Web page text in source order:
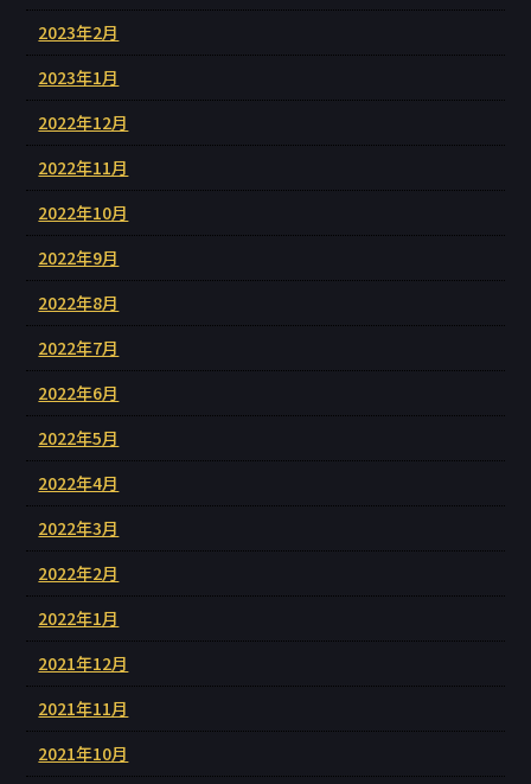
2023年2月
2023年1月
2022年12月
2022年11月
2022年10月
2022年9月
2022年8月
2022年7月
2022年6月
2022年5月
2022年4月
2022年3月
2022年2月
2022年1月
2021年12月
2021年11月
2021年10月